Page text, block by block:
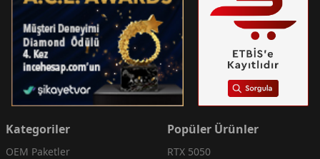
Kategoriler
OEM Paketler
Popüler Ürünler
RTX 5050